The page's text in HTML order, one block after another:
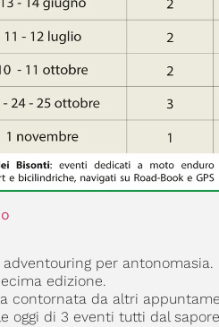
adventouring per
edizione.
contornata da altri
oggi di 3 eventi tutti dal